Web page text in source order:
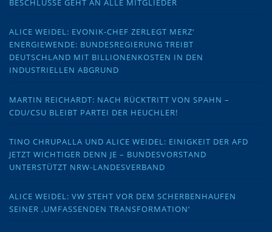
BESCHLÜSSE GEHT AN ALLE MITGLIEDER
ALICE WEIDEL: EVONIK-CHEF ZERLEGT MERZ‘
ENERGIEWENDE: BUNDESREGIERUNG TREIBT
DEUTSCHLAND MIT BILLIONENKOSTEN IN DEN
INDUSTRIELLEN ABGRUND
MARTIN REICHARDT: NACH RÜCKTRITT VON SPAHN –
CDU/CSU BLEIBT PARTEI DER HEUCHLER!
TINO CHRUPALLA UND ALICE WEIDEL: EINIGKEIT DER AFD
JETZT WICHTIGER DENN JE – BUNDESVORSTAND
UNTERSTÜTZT NRW-LANDESVERBAND
ALICE WEIDEL: VW STEHT VOR DEM SCHERBENHAUFEN
SEINER ‚UMFASSENDEN TRANSFORMATION‘